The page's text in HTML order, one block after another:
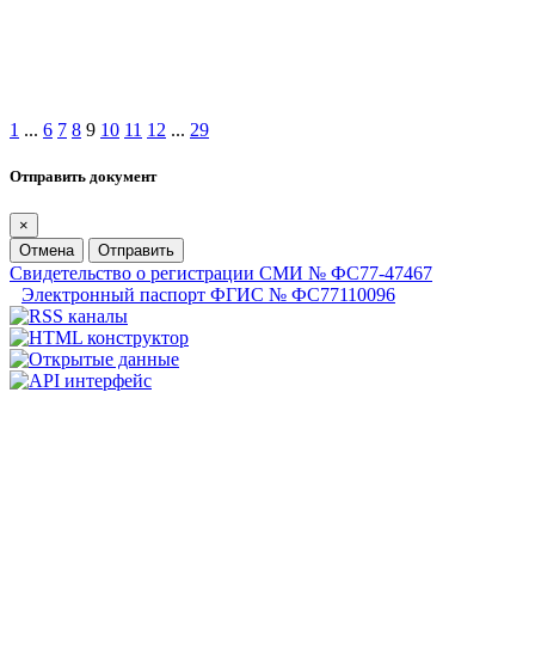
1 ... 6 7 8 9 10 11 12 ... 29
Отправить документ
×
Отмена
Отправить
Свидетельство о регистрации СМИ № ФС77-47467
Электронный паспорт ФГИС № ФС77110096